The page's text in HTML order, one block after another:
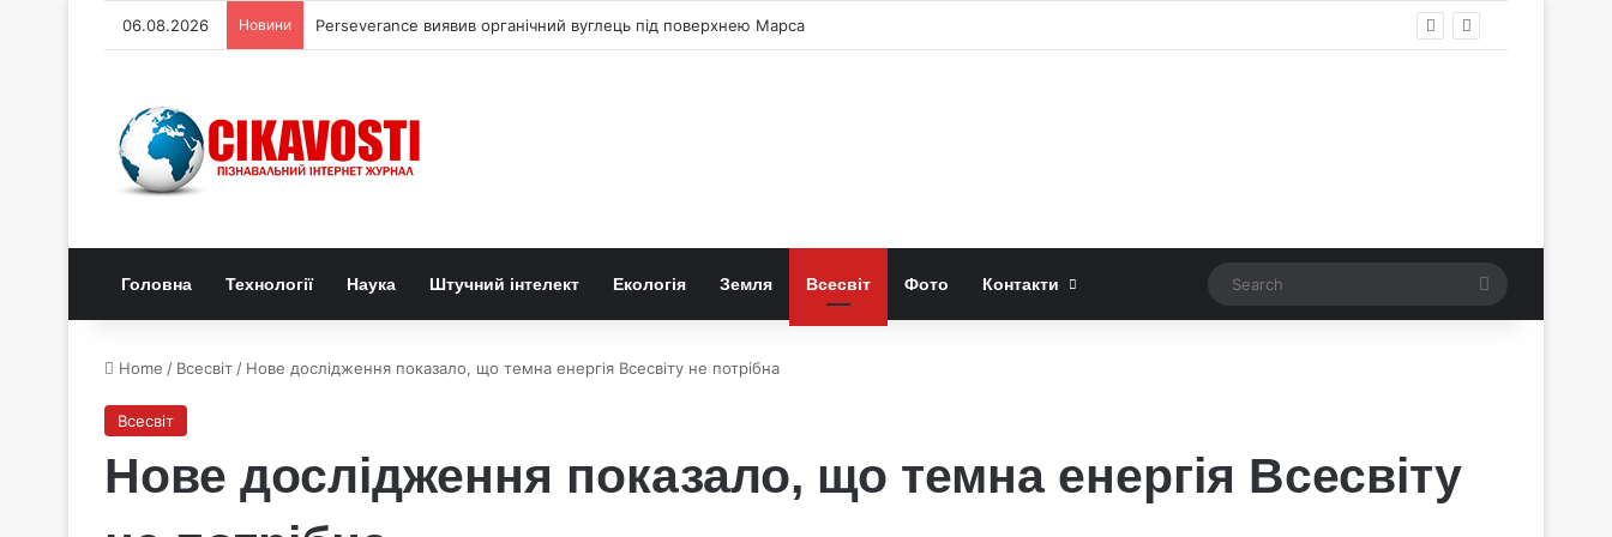
06.08.2026 Новини Perseverance виявив органічний вуглець під поверхнею Марса
Головна Технології Наука Штучний інтелект Екологія Земля Всесвіт Фото Контакти Search
Home / Всесвіт / Нове дослідження показало, що темна енергія Всесвіту не потрібна
Всесвіт
Нове дослідження показало, що темна енергія Всесвіту